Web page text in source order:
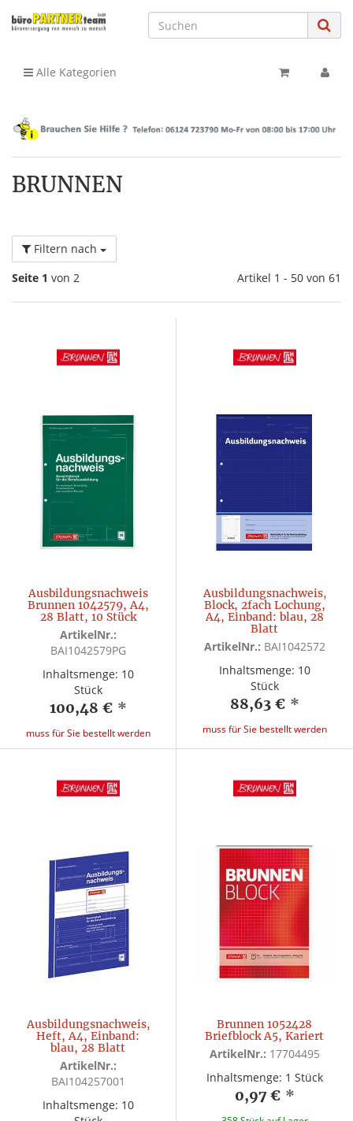
Alle Kategorien
BRUNNEN
Filtern nach
Seite 1 von 2 Artikel 1 - 50 von 61
Ausbildungsnachweis
Brunnen 1042579, A4,
28 Blatt, 10 Stück
ArtikelNr.:
BAI1042579PG
Inhaltsmenge: 10
Stück
100,48 € *
muss für Sie bestellt werden
Ausbildungsnachweis,
Block, 2fach Lochung,
A4, Einband: blau, 28
Blatt
ArtikelNr.: BAI1042572
Inhaltsmenge: 10
Stück
88,63 € *
muss für Sie bestellt werden
Ausbildungsnachweis,
Heft, A4, Einband:
blau, 28 Blatt
ArtikelNr.:
BAI104257001
Inhaltsmenge: 10
Brunnen 1052428
Briefblock A5, Kariert
ArtikelNr.: 17704495
Inhaltsmenge: 1 Stück
0,97 € *